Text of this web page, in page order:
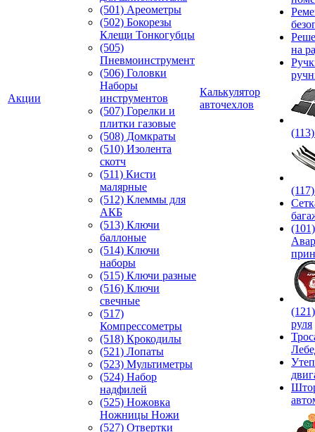
Акции
(501) Ареометры
(502) Бокорезы
Клещи Тонкогубцы
(505)
Пневмоинструмент
(506) Головки
Наборы
инструментов
(507) Горелки и
плитки газовые
(508) Домкраты
(510) Изолента
скотч
(511) Кисти
малярные
(512) Клеммы для
АКБ
(513) Ключи
баллоные
(514) Ключи
наборы
(515) Ключи разные
(516) Ключи
свечные
(517)
Компрессометры
(518) Крокодилы
(521) Лопаты
(523) Мультиметры
(524) Набор
надфилей
(525) Ножовка
Ножницы Ножи
(527) Отвертки
Калькулятор
авточехлов
на
(101)
руля